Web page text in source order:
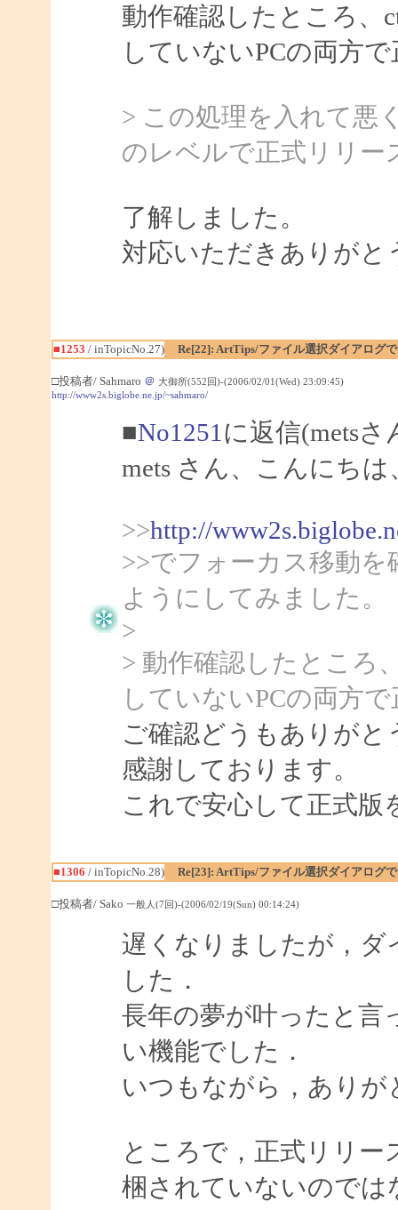
動作確認したところ、
していないPCの両方
> この処理を入れて悪
のレベルで正式リリー
了解しました。
対応いただきありがと
■1253 / inTopicNo.27) Re[22]: ArtTips/ファイル選択ダイアログ
□投稿者/ Sahmaro ＠ 大御所(552回)-(2006/02/01(Wed) 23:09:45)
http://www2s.biglobe.ne.jp/~sahmaro/
■No1251 に返信(metsさ
mets さん、こんにちは
>>http://
>>でフォーカス移動
ようにしてみました。
>
> 動作確認したところ
していないPCの両方
ご確認どうもありがと
感謝しております。
これで安心して正式版
■1306 / inTopicNo.28) Re[23]: ArtTips/ファイル選択ダイアログ
□投稿者/ Sako 一般人(7回)-(2006/02/19(Sun) 00:14:24)
遅くなりましたが，ダ
した．
長年の夢が叶ったと言
い機能でした．
いつもながら，ありが
ところで，正式リリ
梱されていないのでは